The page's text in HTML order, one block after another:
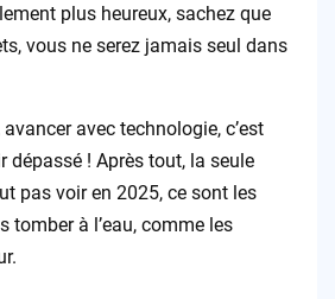
plus heureux, sachez que
vous ne serez jamais seul dans
avec technologie, c’est
dépassé ! Après tout, la seule
pas voir en 2025, ce sont les
tomber à l’eau, comme les